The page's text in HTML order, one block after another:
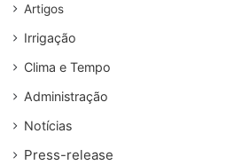
Artigos
Irrigação
Clima e Tempo
Administração
Notícias
Press-release